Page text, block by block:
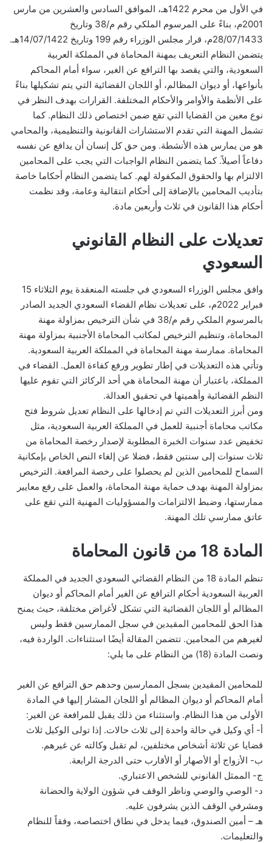
في الأول من محرم 1422هـ، الموافق السادس والعشرين من مارس
2001م، بناءً على المرسوم الملكي رقم م/38 وتاريخ
28/07/1433م، قرار مجلس الوزراء رقم 199 وتاريخ 14/07/1422هـ.
يتضمن النظام التعريف بمهنة المحاماة في المملكة العربية
السعودية، والتي يقصد بها الترافع عن الغير، سواء أمام المحاكم
بأنواعها، أو ديوان المظالم، أو اللجان القضائية التي يتم تشكيلها بناءً
على الأنظمة والأوامر والأحكام المختلفة. القرارات بهدف النظر في
نوع معين من القضايا التي تقع ضمن اختصاص ذلك النظام. كما
تشمل المهنة التي تقدم الاستشارات القانونية والتنظيمية، والمحامي
هو من يمارس هذه الأنشطة. ومن حق كل إنسان أن يدافع عن نفسه
دفاعاً أصيلاً. كما يتضمن النظام الواجبات التي يجب على المحامين
الالتزام بها والحقوق المكفولة لهم. كما يتضمن النظام أحكاما خاصة
بتأديب المحامين بالإضافة إلى أحكام انتقالية وعامة، وقد نظمت
أحكام هذا القانون في ثلاث وأربعين مادة.
تعديلات على النظام القانوني
السعودي
وافق مجلس الوزراء السعودي في جلسته المنعقدة يوم الثلاثاء 15
فبراير 2022م، على تعديلات نظام القضاء السعودي الجديد الصادر
بالمرسوم الملكي رقم م/38 في شأن الترخيص بمزاولة مهنة
المحاماة، وتنظيم الترخيص لمكاتب المحاماة الأجنبية بمزاولة مهنة
المحاماة. ممارسة مهنة المحاماة في المملكة العربية السعودية.
وتأتي هذه التعديلات في إطار تطوير ورفع كفاءة العمل. القضاء في
المملكة، باعتبار أن مهنة المحاماة هي أحد الركائز التي تقوم عليها
النظم القضائية وأهميتها في تحقيق العدالة.
ومن أبرز التعديلات التي تم إدخالها على النظام تعديل شروط فتح
مكاتب محاماة أجنبية للعمل في المملكة العربية السعودية، مثل
تخفيض عدد سنوات الخبرة المطلوبة لإصدار رخصة المحاماة من
ثلاث سنوات إلى سنتين فقط، فضلا عن إلغاء النص الخاص بإمكانية
السماح للمحامين الذين لم يحصلوا على رخصة المرافعة. الترخيص
بمزاولة المهنة بهدف حماية مهنة المحاماة، والعمل على رفع معايير
ممارستها، وضبط الالتزامات والمسؤوليات المهنية التي تقع على
عاتق ممارسي تلك المهنة.
المادة 18 من قانون المحاماة
تنظم المادة 18 من النظام القضائي السعودي الجديد في المملكة
العربية السعودية أحكام الترافع عن الغير أمام المحاكم أو ديوان
المظالم أو اللجان القضائية التي تشكل لأغراض مختلفة، حيث يمنح
هذا الحق للمحامين المقيدين في سجل الممارسين فقط وليس
لغيرهم من المحامين. تتضمن المقالة أيضًا استثناءات. الواردة فيه،
ونصت المادة (18) من النظام على ما يلي:
للمحامين المقيدين بسجل الممارسين وحدهم حق الترافع عن الغير
أمام المحاكم أو ديوان المظالم أو اللجان المشار إليها في المادة
الأولى من هذا النظام. واستثناء من ذلك يقبل للمرافعة عن الغير:
أ- أي وكيل في حالة واحدة إلى ثلاث حالات. إذا تولى الوكيل ثلاث
قضايا عن ثلاثة أشخاص مختلفين، لم تقبل وكالته عن غيرهم.
ب- الأزواج أو الأصهار أو الأقارب حتى الدرجة الرابعة.
ج- الممثل القانوني للشخص الاعتباري.
د- الوصي والوصي وناظر الوقف في شؤون الولاية والحضانة
ومشرفي الوقف الذين يشرفون عليه.
هـ – أمين الصندوق، فيما يدخل في نطاق اختصاصه، وفقاً للنظام
والتعليمات.